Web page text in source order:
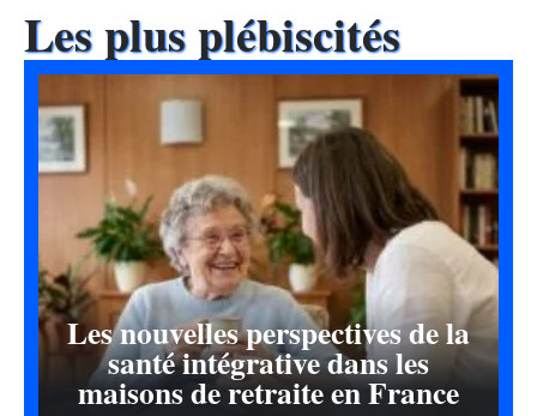
Les plus plébiscités
Les nouvelles perspectives de la
santé intégrative dans les
maisons de retraite en France